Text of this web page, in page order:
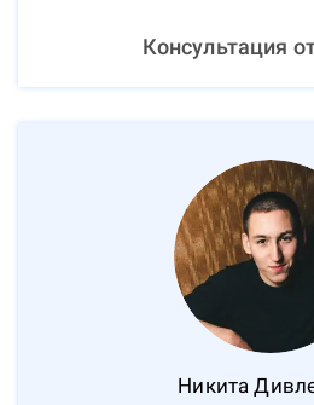
Консультация
Никита